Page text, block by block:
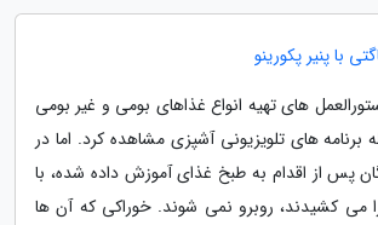
با پنیر پکورینو
های تهیه انواع غذاهای بومی و غیر بومی
برنامه های تلویزیونی آشپزی مشاهده کرد. اما در
پس از اقدام به طبخ غذای آموزش داده شده، با
می کشیدند، روبرو نمی شوند. خوراکی که آن ها